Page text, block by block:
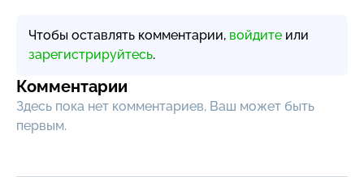
Чтобы оставлять комментарии, войдите или
зарегистрируйтесь.
Комментарии
Здесь пока нет комментариев, Ваш может быть
первым.